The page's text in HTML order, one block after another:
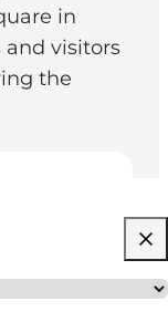
in
and visitors
the